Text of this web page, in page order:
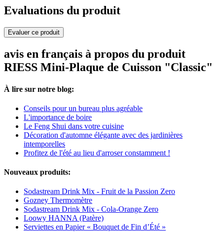
Evaluations du produit
Evaluer ce produit
avis en français à propos du produit
RIESS Mini-Plaque de Cuisson "Classic"
À lire sur notre blog:
Conseils pour un bureau plus agréable
L'importance de boire
Le Feng Shui dans votre cuisine
Décoration d'automne élégante avec des jardinières
intemporelles
Profitez de l'été au lieu d'arroser constamment !
Nouveaux produits:
Sodastream Drink Mix - Fruit de la Passion Zero
Gozney Thermomètre
Sodastream Drink Mix - Cola-Orange Zero
Loowy HANNA (Patère)
Serviettes en Papier « Bouquet de Fin d’Été »